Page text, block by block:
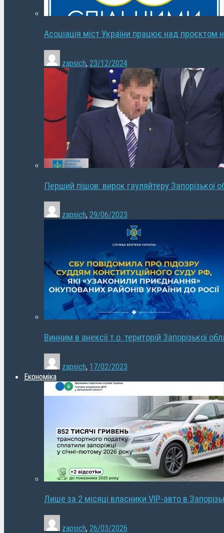
Асоціація міст України працює над проєктом
zapsich, 23/12/2024
Перший пішов: вирок гауляйтеру Запорізької
zapsich, 29/06/2023
Винним в анексії т.о. територій Запорізької
zapsich, 17/02/2023
Економіка
Лише за 2 місяці власники VIP-авто в
zapsich, 26/03/2026